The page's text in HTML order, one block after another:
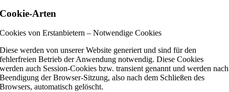
Cookie-Arten
Cookies von Erstanbietern – Notwendige Cookies
Diese werden von unserer Website generiert und sind für den
fehlerfreien Betrieb der Anwendung notwendig. Diese Cookies
werden auch Session-Cookies bzw. transient genannt und werden nach
Beendigung der Browser-Sitzung, also nach dem Schließen des
Browsers, automatisch gelöscht.